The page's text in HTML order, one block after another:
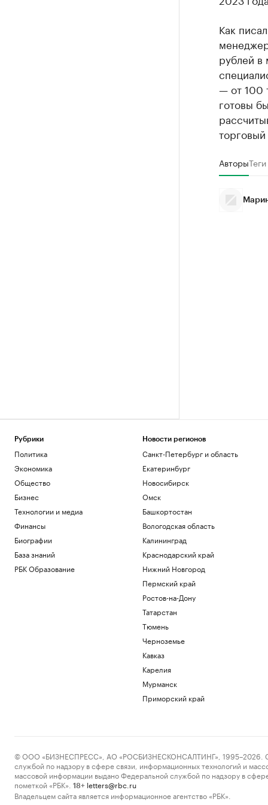
Как
рублей в
— от 100
готовы
АвторыТеги
Рубрики
Политика
Экономика
Общество
Бизнес
Технологии и медиа
Финансы
Биографии
База знаний
РБК Образование
Новости регионов
Санкт-Петербург и область
Екатеринбург
Новосибирск
Омск
Башкортостан
Вологодская область
Калининград
Краснодарский край
Нижний Новгород
Пермский край
Ростов-на-Дону
Татарстан
Тюмень
Черноземье
Кавказ
Карелия
Мурманск
Приморский край
© ООО «БИЗНЕСПРЕСС», АО «РОСБИЗНЕСКОНСАЛТИНГ», 1995–2026.
службой по надзору в сфере связи, информационных технологий и
массовой информации выдано Федеральной службой по надзору в
пометкой «РБК».
18+ letters@rbc.ru
Владельцем сайта является информационное агентство «РБК».